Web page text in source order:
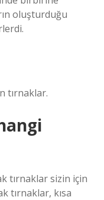
oluşturduğu
tırnaklar.
tırnaklar sizin için
tırnaklar, kısa